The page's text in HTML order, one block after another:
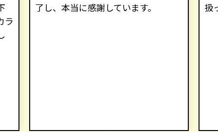
ラ
了し、本当に感謝しています。
扱